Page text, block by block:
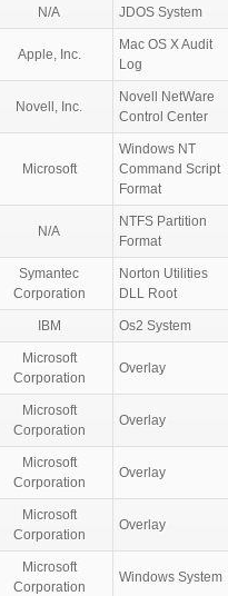
N/A JDOS System
Apple, Inc.
Mac OS X Audit
Log
Novell, Inc.
Novell NetWare
Control Center
Microsoft
Windows NT
Command Script
Format
N/A
NTFS Partition
Format
Symantec
Corporation
Norton Utilities
DLL Root
IBM Os2 System
Microsoft
Corporation
Overlay
Microsoft
Corporation
Overlay
Microsoft
Corporation
Overlay
Microsoft
Corporation
Overlay
Microsoft
Corporation
Windows System